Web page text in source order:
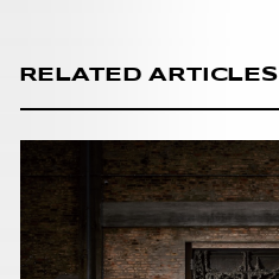
RELATED ARTICLES